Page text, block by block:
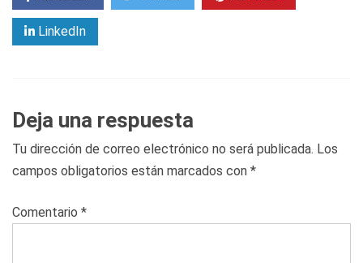
LinkedIn
Deja una respuesta
Tu dirección de correo electrónico no será publicada. Los
campos obligatorios están marcados con *
Comentario *